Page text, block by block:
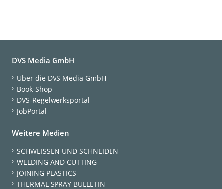
DVS Media GmbH
Über die DVS Media GmbH
Book-Shop
DVS-Regelwerksportal
JobPortal
Weitere Medien
SCHWEISSEN UND SCHNEIDEN
WELDING AND CUTTING
JOINING PLASTICS
THERMAL SPRAY BULLETIN